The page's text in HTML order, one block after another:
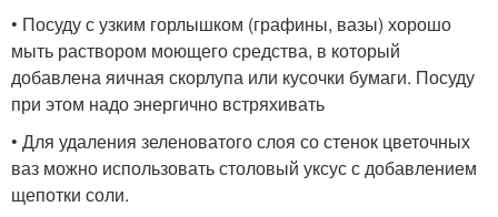
• Посуду с узким горлышком (графины, вазы) хорошо
мыть раствором моющего средства, в который
добавлена яичная скорлупа или кусочки бумаги. Посуду
при этом надо энергично встряхивать
• Для удаления зеленоватого слоя со стенок цветочных
ваз можно использовать столовый уксус с добавлением
щепотки соли.